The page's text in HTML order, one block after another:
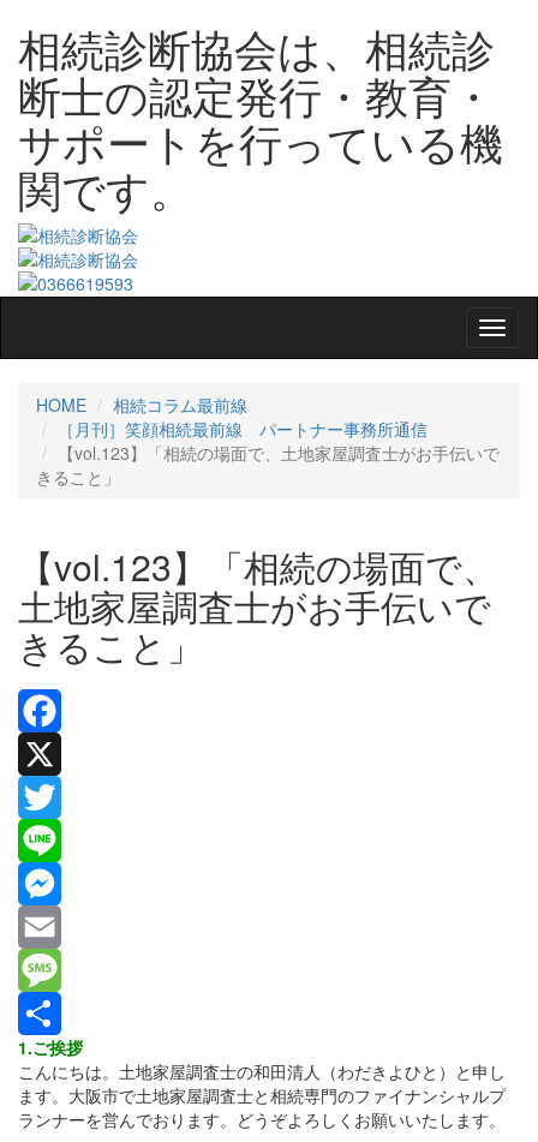
相続診断協会は、相続診
断士の認定発行・教育・
サポートを行っている機
関です。
HOME
相続コラム最前線
［月刊］笑顔相続最前線 パートナー事務所通信
【vol.123】「相続の場面で、土地家屋調査士がお手伝いで
きること」
【vol.123】「相続の場面で、
土地家屋調査士がお手伝いで
きること」
Facebook
X
Twitter
Line
Messenger
Email
Message
共
有
1.ご挨拶
こんにちは。土地家屋調査士の和田清人（わだきよひと）と申し
ます。大阪市で土地家屋調査士と相続専門のファイナンシャルプ
ランナーを営んでおります。どうぞよろしくお願いいたします。